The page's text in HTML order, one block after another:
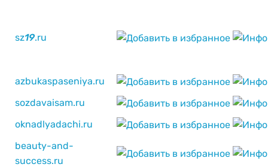
sz19.ru
azbukaspaseniya.ru
sozdavaisam.ru
oknadlyadachi.ru
beauty-and-
success.ru